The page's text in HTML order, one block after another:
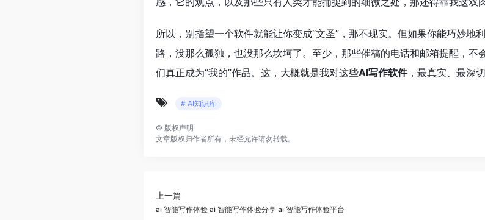
所以，别指望一个软件就能让你变成“文圣”，那不现实。但如果你能巧妙地
路，没那么孤独，也没那么坎坷了。至少，那些催稿的电话和邮箱提醒，
们真正成为“我的”作品。这，大概就是我对这些AI写作软件，最真实、最深切
# AI知识库
© 版权声明
文章版权归作者所有，未经允许请勿转载。
上一篇
ai 智能写作体验 ai 智能写作体验分享 ai 智能写作体验平台